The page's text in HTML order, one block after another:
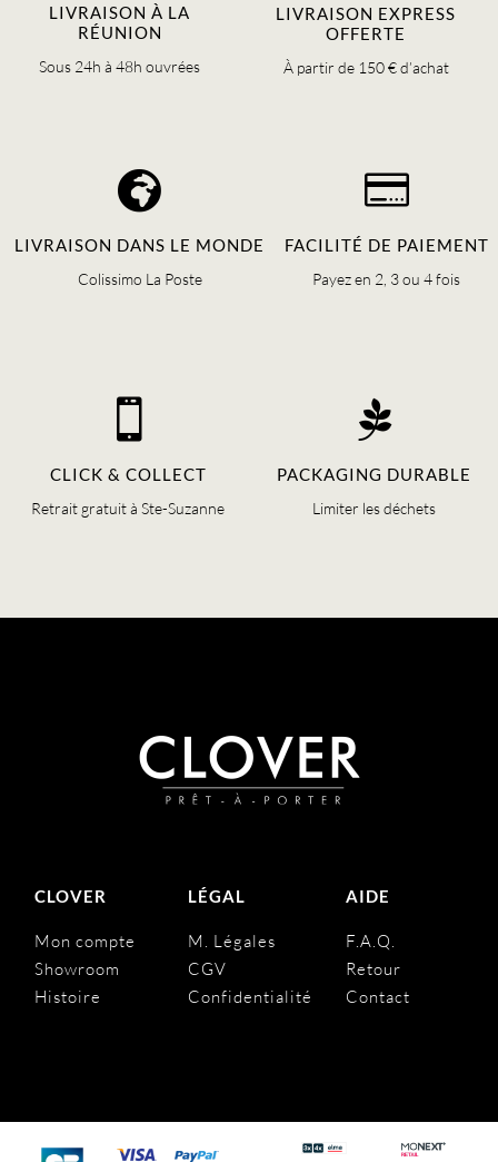
LIVRAISON À LA
RÉUNION
Sous 24h à 48h ouvrées
LIVRAISON EXPRESS
OFFERTE
À partir de 150 € d’achat

LIVRAISON DANS LE MONDE
Colissimo La Poste

FACILITÉ DE PAIEMENT
Payez en 2, 3 ou 4 fois

CLICK & COLLECT
Retrait gratuit à Ste-Suzanne

PACKAGING DURABLE
Limiter les déchets
CLOVER
Mon compte
Showroom
Histoire
LÉGAL
M. Légales
CGV
Confidentialité
AIDE
F.A.Q.
Retour
Contact